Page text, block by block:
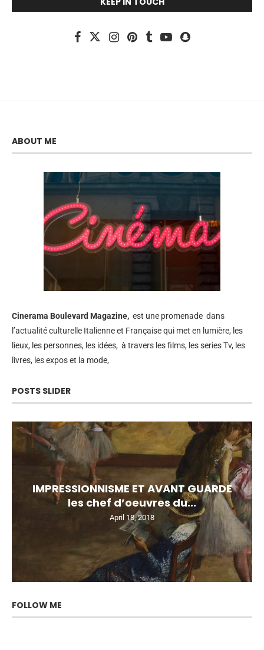
ABOUT ME
Cinerama Boulevard Magazine, est une promenade dans
l’actualité culturelle Italienne et Française qui met en lumière, les
lieux, les personnes, les idées, à travers les films, les series Tv, les
livres, les expos et la mode,
POSTS SLIDER
IMPRESSIONNISME ET AVANT GUARDE
les chef d’oeuvres du...
April 18, 2018
FOLLOW ME